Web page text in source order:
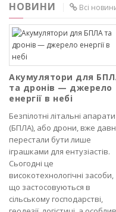
НОВИНИ Всі
Акумулятори для
та дронів — джерело
енергії в небі
Безпілотні літальні апарати
(БПЛА), або дрони, вже
перестали бути лише
іграшками для ентузіастів.
Сьогодні це
високотехнологічні засоби,
що застосовуються в
сільському господарстві,